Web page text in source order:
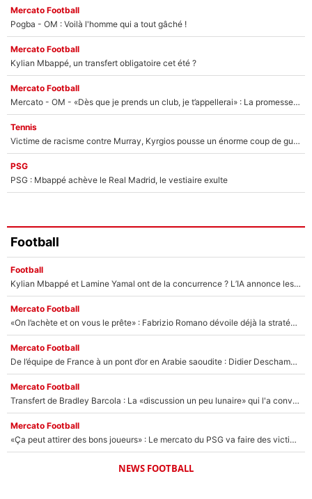
Mercato Football
Pogba - OM : Voilà l'homme qui a tout gâché !
Mercato Football
Kylian Mbappé, un transfert obligatoire cet été ?
Mercato Football
Mercato - OM - «Dès que je prends un club, je t’appellerai» : La promesse de Marcelino au moment de claquer la porte
Tennis
Victime de racisme contre Murray, Kyrgios pousse un énorme coup de gueule !
PSG
PSG : Mbappé achève le Real Madrid, le vestiaire exulte
Football
Football
Kylian Mbappé et Lamine Yamal ont de la concurrence ? L’IA annonce les 5 joueurs qui vont dominer le football dans les années à venir !
Mercato Football
«On l’achète et on vous le prête» : Fabrizio Romano dévoile déjà la stratégie du PSG avec le transfert de Zion Suzuki !
Mercato Football
De l’équipe de France à un pont d’or en Arabie saoudite : Didier Deschamps a donné sa réponse !
Mercato Football
Transfert de Bradley Barcola : La «discussion un peu lunaire» qui l'a convaincu de quitter le PSG, son entourage est pointé du doigt
Mercato Football
«Ça peut attirer des bons joueurs» : Le mercato du PSG va faire des victimes dans l'effectif de Luis Enrique ?
NEWS FOOTBALL